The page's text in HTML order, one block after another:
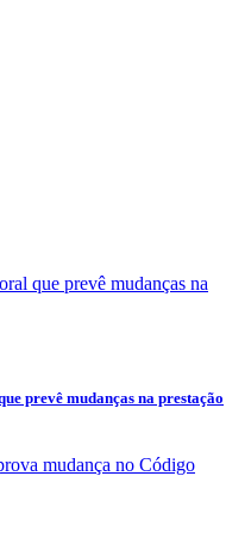
prevê mudanças na prestação